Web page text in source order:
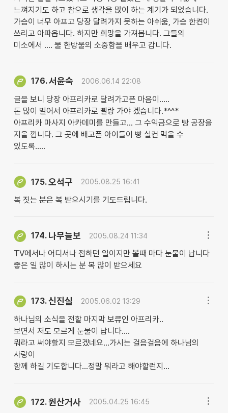
느껴지기도 하고 참으로 생각을 많이 하는 계기가 되었습니다.
가슴이 너무 아프고 당장 달려가지 못하는 아쉬움, 가슴 한켠이
쓰리고 아파옵니다. 하지만 희망을 가져봅니다. 그들의
미소에서 .... 물 한방울의 소중함을 배우고 갑니다.
176.서윤숙 2006.06.14 22:08
글을 보니 당장 아프리카로 달려가고픈 마음이.....
돈 많이 벌어서 아프리카로 빨랑 가야 겠습니다.*^^*
아프리카 마사지 아카데미를 만들고... 그 수익금으로 빵 공장을
지을 껍니다. 그 곳에 배고픈 아이들이 빵 실컨 먹을 수
있도록.....
175.오석구 2005.08.25 16:41
복 짓는 분은 복 받으시기를 기도드립니다.
174. 나무늘보 2005.08.24 11:34
TV에서나 어디서나 접하던 일이지만 볼때 마다 눈물이 납니다
좋은 일 많이 하시는 분 복 많이 받으세요
173.신진실 2005.06.02 13:29
하나님의 소식을 전할 마지막 보류인 아프리카..
보면서 저도 모르게 눈물이 납니다....
뭐라고 써야할지 모르겠네요...가시는 걸음걸음에 하나님의
사랑이
함께 하길 기도합니다...정말 뭐라고 해야할런지...
172.원산거사 2005.04.25 16:45